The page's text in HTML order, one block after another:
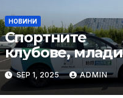
НОВИНИ
Спортните
клубове,
ни атлети и
техните
SEP 1, 2025 ADMIN